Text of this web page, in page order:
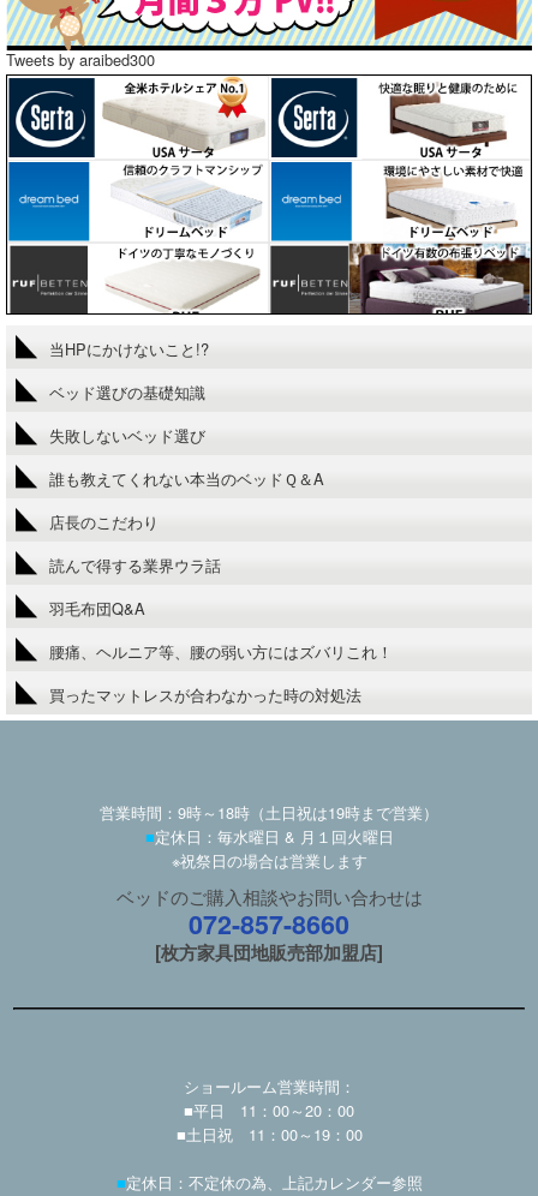
Tweets by araibed300
当HPにかけないこと!?
ベッド選びの基礎知識
失敗しないベッド選び
誰も教えてくれない本当のベッドＱ＆A
店長のこだわり
読んで得する業界ウラ話
羽毛布団Q&A
腰痛、ヘルニア等、腰の弱い方にはズバリこれ！
買ったマットレスが合わなかった時の対処法
営業時間：9時～18時（土日祝は19時まで営業）
■定休日：毎水曜日 & 月１回火曜日
※祝祭日の場合は営業します
ベッドのご購入相談やお問い合わせは
072-857-8660
[枚方家具団地販売部加盟店]
ショールーム営業時間：
■平日 11：00～20：00
■土日祝 11：00～19：00
■定休日：不定休の為、上記カレンダー参照